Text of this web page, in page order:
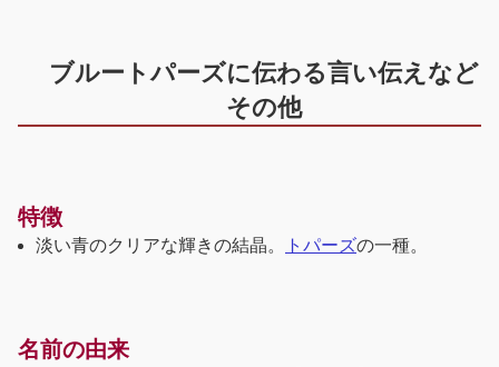
ブルートパーズに伝わる言い伝えなど
その他
特徴
淡い青のクリアな輝きの結晶。 トパーズの一種。
名前の由来